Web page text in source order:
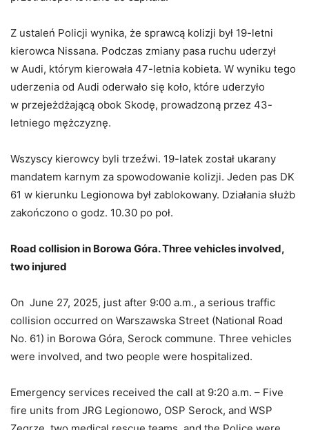
Z ustaleń Policji wynika, że sprawcą kolizji był 19-letni
kierowca Nissana. Podczas zmiany pasa ruchu uderzył
w Audi, którym kierowała 47-letnia kobieta. W wyniku tego
uderzenia od Audi oderwało się koło, które uderzyło
w przejeżdżającą obok Skodę, prowadzoną przez 43-
letniego mężczyznę.
Wszyscy kierowcy byli trzeźwi. 19-latek został ukarany
mandatem karnym za spowodowanie kolizji. Jeden pas DK
61 w kierunku Legionowa był zablokowany. Działania służb
zakończono o godz. 10.30 po poł.
Road collision in Borowa Góra. Three vehicles involved,
two injured
On June 27, 2025, just after 9:00 a.m., a serious traffic
collision occurred on Warszawska Street (National Road
No. 61) in Borowa Góra, Serock commune. Three vehicles
were involved, and two people were hospitalized.
Emergency services received the call at 9:20 a.m. – Five
fire units from JRG Legionowo, OSP Serock, and WSP